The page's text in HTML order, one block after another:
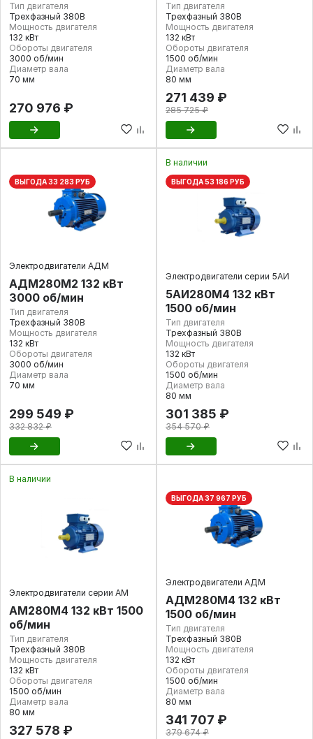
Тип двигателя
Трехфазный 380В
Мощность двигателя
132 кВт
Обороты двигателя
3000 об/мин
Диаметр вала
70 мм
270 976 ₽
Тип двигателя
Трехфазный 380В
Мощность двигателя
132 кВт
Обороты двигателя
1500 об/мин
Диаметр вала
80 мм
271 439 ₽
285 725 ₽
ВЫГОДА 33 283 РУБ
Электродвигатели АДМ
АДМ280М2 132 кВт
3000 об/мин
Тип двигателя
Трехфазный 380В
Мощность двигателя
132 кВт
Обороты двигателя
3000 об/мин
Диаметр вала
70 мм
299 549 ₽
332 832 ₽
В наличии
ВЫГОДА 53 186 РУБ
Электродвигатели серии 5АИ
5АИ280M4 132 кВт
1500 об/мин
Тип двигателя
Трехфазный 380В
Мощность двигателя
132 кВт
Обороты двигателя
1500 об/мин
Диаметр вала
80 мм
301 385 ₽
354 570 ₽
В наличии
Электродвигатели серии АМ
АМ280М4 132 кВт 1500
об/мин
Тип двигателя
Трехфазный 380В
Мощность двигателя
132 кВт
Обороты двигателя
1500 об/мин
Диаметр вала
80 мм
327 578 ₽
ВЫГОДА 37 967 РУБ
Электродвигатели АДМ
АДМ280М4 132 кВт
1500 об/мин
Тип двигателя
Трехфазный 380В
Мощность двигателя
132 кВт
Обороты двигателя
1500 об/мин
Диаметр вала
80 мм
341 707 ₽
379 674 ₽